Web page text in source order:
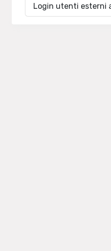
Login utenti esterni